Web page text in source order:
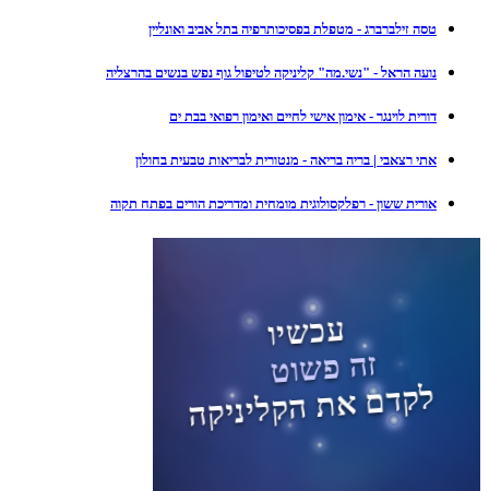
טסה זילברברג - מטפלת בפסיכותרפיה בתל אביב ואונליין
נועה הראל - "נשי.מה" קליניקה לטיפול גוף נפש בנשים בהרצליה
דורית לוינגר - אימון אישי לחיים ואימון רפואי בבת ים
אתי רצאבי | בריה בריאה - מנטורית לבריאות טבעית בחולון
אורית ששון - רפלקסולוגית מומחית ומדריכת הורים בפתח תקוה